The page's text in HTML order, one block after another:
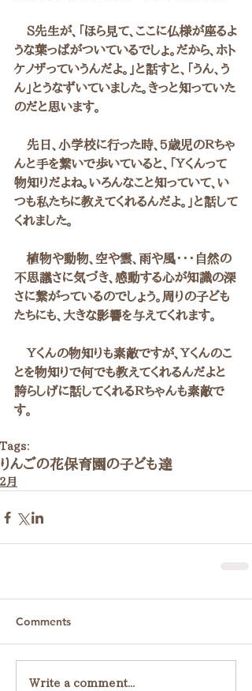
Ｓ先生が、「ほら見て、ここに仏様が座るよ
うな葉っぱがついているでしょ。だから、ホト
ケノザっていうんだよ。」と話すと、「うん、う
ん」とうなずいていました。きっと知っていた
のだと思います。
先日、小学校に行った時、5歳児のＲちゃ
んと手を繋いで歩いていると、「Ｙくんって
物知りだよね。いろんなこと知っていて、い
つも私たちに教えてくれるんだよ。」と話して
くれました。
植物や動物、空や雲、雨や風・・・自然の
不思議さに気づき、感動する心が知識の深
さに繋がっているのでしょう。周りの子ども
たちにも、大きな影響を与えてくれます。
Ｙくんの物知りも素敵ですが、Ｙくんのこ
とを物知りで何でも教えてくれるんだよと
誇らしげに話してくれるＲちゃんも素敵で
す。
Tags:
りんごの花保育園の子ども達
２月
Comments
Write a comment...